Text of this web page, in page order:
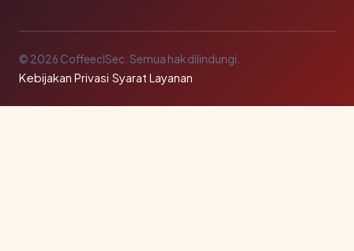
© 2026 CoffeeclSec. Semua hak dilindungi.
Kebijakan Privasi·Syarat Layanan